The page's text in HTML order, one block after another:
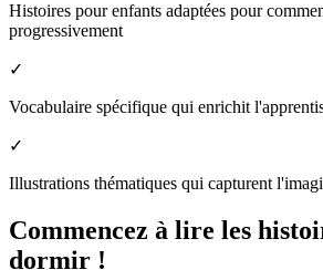
Histoires pour enfants adaptées pour
progressivement
✓
Vocabulaire spécifique qui enrichit
✓
Illustrations thématiques qui capturent
Commencez à lire les
dormir !